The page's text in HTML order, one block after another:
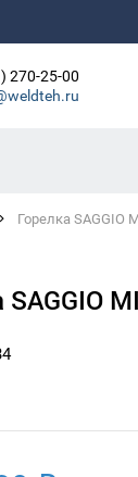
270-25-00
Горелка SAGGIO
SAGGIO